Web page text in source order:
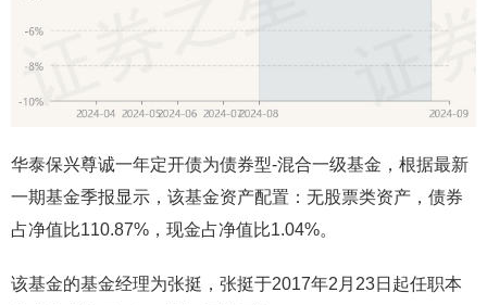
华泰保兴尊诚一年定开债为债券型-混合一级基金，根据最新
一期基金季报显示，该基金资产配置：无股票类资产，债券
占净值比110.87%，现金占净值比1.04%。
该基金的基金经理为张挺，张挺于2017年2月23日起任职本